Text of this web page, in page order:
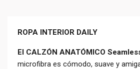
ROPA INTERIOR DAILY
El CALZÓN ANATÓMICO
microfibra es cómodo, suave y